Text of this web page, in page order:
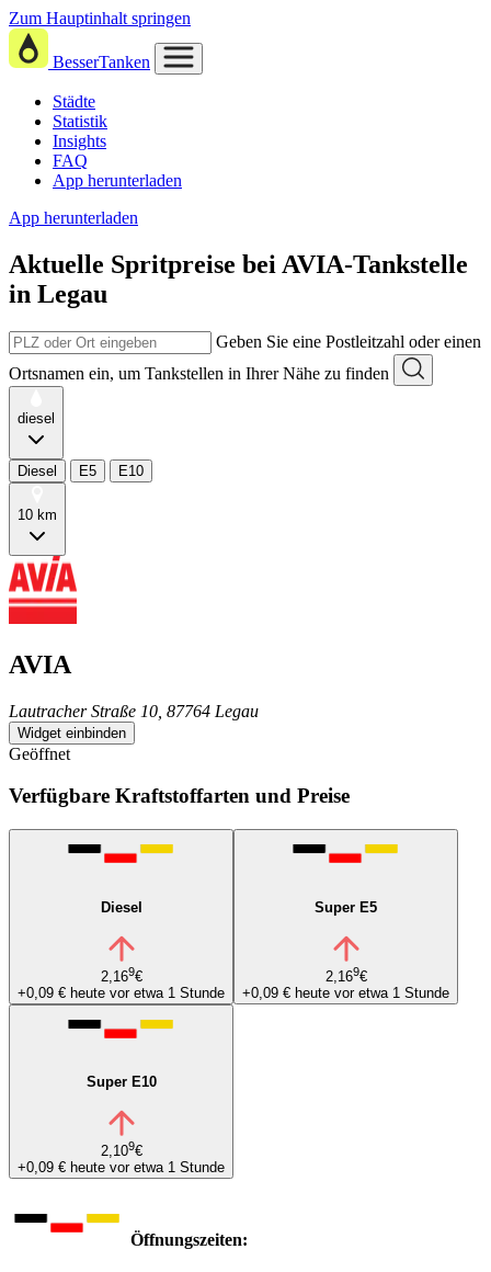
Zum Hauptinhalt springen
BesserTanken
Städte
Statistik
Insights
FAQ
App herunterladen
App herunterladen
Aktuelle Spritpreise bei AVIA-Tankstelle
in Legau
Geben Sie eine Postleitzahl oder einen
Ortsnamen ein, um Tankstellen in Ihrer Nähe zu finden
diesel
Diesel E5 E10
10 km
AVIA
Lautracher Straße 10, 87764 Legau
Widget einbinden
Geöffnet
Verfügbare Kraftstoffarten und Preise
Diesel
2,169€
+0,09 € heute vor etwa 1 Stunde
Super E5
2,169€
+0,09 € heute vor etwa 1 Stunde
Super E10
2,109€
+0,09 € heute vor etwa 1 Stunde
Öffnungszeiten: